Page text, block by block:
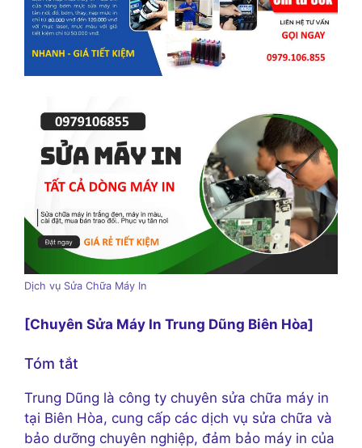
Dịch vụ Sửa Chữa Máy In
[Chuyên Sửa Máy In Trung Dũng Biên Hòa]
Tóm tắt
Trung Dũng là công ty chuyên sửa chữa máy in
tại Biên Hòa, cung cấp các dịch vụ sửa chữa và
bảo dưỡng chuyên nghiệp, đảm bảo máy in của